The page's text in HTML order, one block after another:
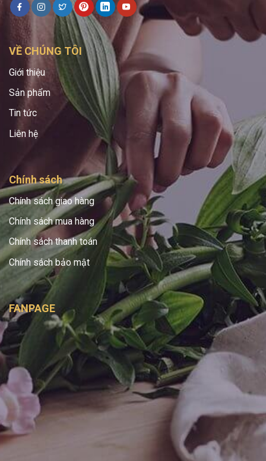
VỀ CHÚNG TÔI
Giới thiệu
Sản phẩm
Tin tức
Liên hệ
Chính sách
Chính sách giao hàng
Chính sách mua hàng
Chính sách thanh toán
Chính sách bảo mật
FANPAGE